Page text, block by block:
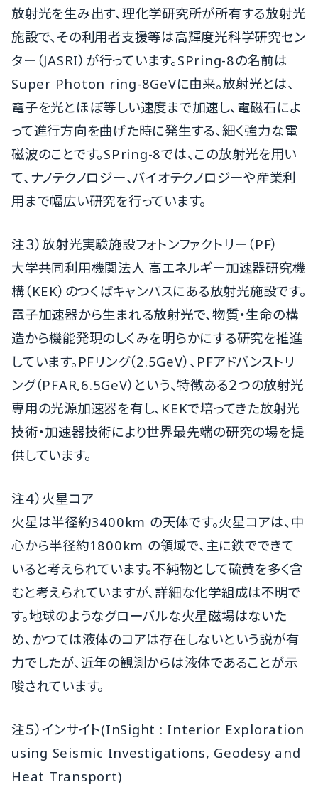
放射光を生み出す、理化学研究所が所有する放射光
施設で、その利用者支援等は高輝度光科学研究セン
ター（JASRI）が行っています。SPring-8の名前は
Super Photon ring-8GeVに由来。放射光とは、
電子を光とほぼ等しい速度まで加速し、電磁石によ
って進行方向を曲げた時に発生する、細く強力な電
磁波のことです。SPring-8では、この放射光を用い
て、ナノテクノロジー、バイオテクノロジーや産業利
用まで幅広い研究を行っています。
注３）放射光実験施設フォトンファクトリー（PF）
大学共同利用機関法人 高エネルギー加速器研究機
構（KEK）のつくばキャンパスにある放射光施設です。
電子加速器から生まれる放射光で、物質・生命の構
造から機能発現のしくみを明らかにする研究を推進
しています。PFリング（2.5GeV）、PFアドバンストリ
ング（PFAR,6.5GeV）という、特徴ある２つの放射光
専用の光源加速器を有し、KEKで培ってきた放射光
技術・加速器技術により世界最先端の研究の場を提
供しています。
注４）火星コア
火星は半径約3400km の天体です。火星コアは、中
心から半径約1800km の領域で、主に鉄でできて
いると考えられています。不純物として硫黄を多く含
むと考えられていますが、詳細な化学組成は不明で
す。地球のようなグローバルな火星磁場はないた
め、かつては液体のコアは存在しないという説が有
力でしたが、近年の観測からは液体であることが示
唆されています。
注５）インサイト(InSight : Interior Exploration
using Seismic Investigations, Geodesy and
Heat Transport)